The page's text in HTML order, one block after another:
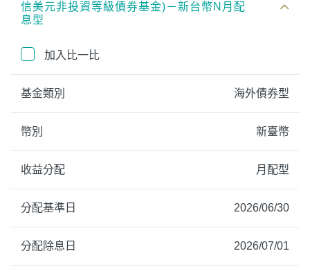
信美元非投資等級債券基金)－新台幣N月配
息型
加入比一比
基金類別 海外債券型
幣別 新臺幣
收益分配 月配型
分配基準日 2026/06/30
分配除息日 2026/07/01